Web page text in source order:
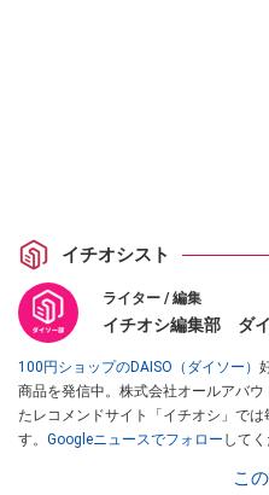
イチオシスト
ライター / 編集
イチオシ編集部 ダ
100円ショップのDAISO（ダイソー）
商品を発信中。株式会社オールアバ
たレコメンドサイト「イチオシ」で
す。 Googleニュースでフォロー してく
こ